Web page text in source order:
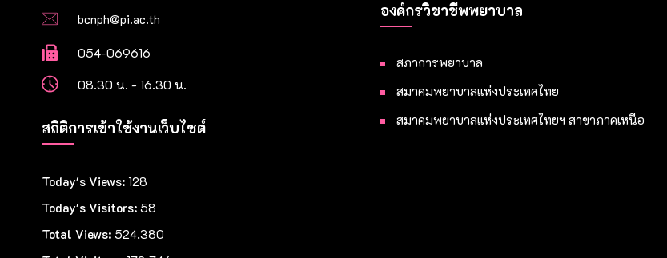
bcnph@pi.ac.th
054-069616
08.30 น. - 16.30 น.
สถิติการเข้าใช้งานเว็บไซต์
Today's Views: 128
Today's Visitors: 58
Total Views: 524,380
องค์กรวิชาชีพพยาบาล
สภาการพยาบาล
สมาคมพยาบาลแห่งประเทศไทย
สมาคมพยาบาลแห่งประเทศไทยฯ สาขาภาคเหนือ